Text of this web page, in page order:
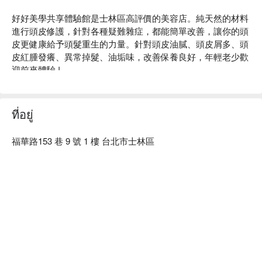
好好美學共享體驗館是士林區高評價的美容店。純天然的材料
進行頭皮修護，針對各種疑難雜症，都能簡單改善，讓你的頭
皮更健康給予頭髮重生的力量。針對頭皮油膩、頭皮屑多、頭
皮紅腫發癢、異常掉髮、油垢味，改善保養良好，年輕老少歡
迎前來體驗 !
排酸舒壓等服務
好好美學共享體驗館推薦：鄰近捷運芝山站，步行約 1 分鐘即
賀爾蒙，想擁有健康頭髮絕非難事 !
ที่อยู่
福華路153 巷 9 號 1 樓 台北市士林區